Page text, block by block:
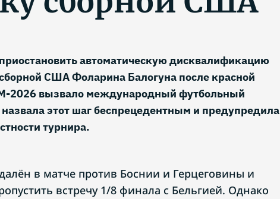
автоматическую дисквалификацию
США Фоларина Балогуна после красной
2026 вызвало международный футбольный
назвала этот шаг беспрецедентным и предупредила
турнира.
в матче против Боснии и Герцеговины и
встречу 1/8 финала с Бельгией. Однако